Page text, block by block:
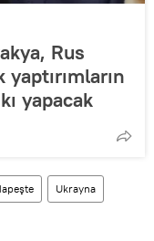
Rus
yapacak
Ukrayna